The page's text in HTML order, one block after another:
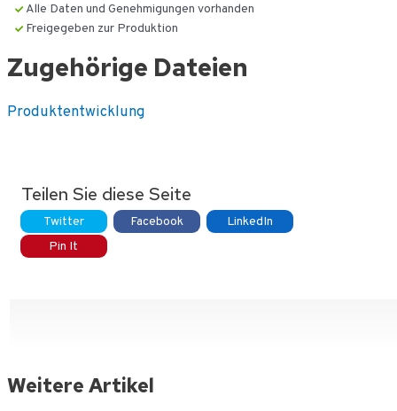
Alle Daten und Genehmigungen vorhanden
Freigegeben zur Produktion
Zugehörige Dateien
Produktentwicklung
Teilen Sie diese Seite
Twitter Facebook
LinkedIn
Pin It
Weitere Artikel